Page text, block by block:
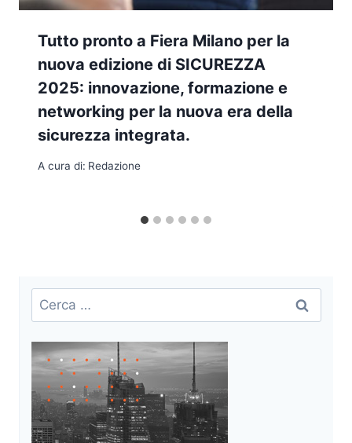
Tutto pronto a Fiera Milano per la
nuova edizione di SICUREZZA
2025: innovazione, formazione e
networking per la nuova era della
sicurezza integrata.
A cura di: Redazione
Ricerca
per: